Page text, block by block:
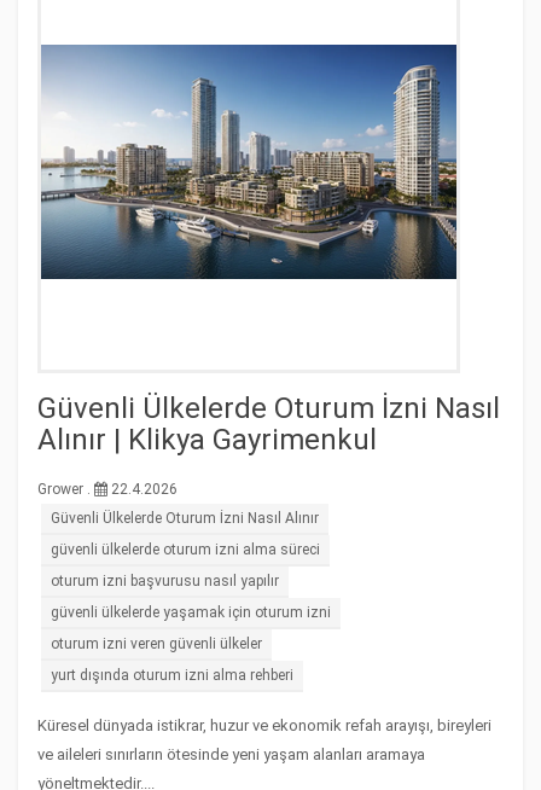
Güvenli Ülkelerde Oturum İzni Nasıl
Alınır | Klikya Gayrimenkul
Grower .
22.4.2026
Güvenli Ülkelerde Oturum İzni Nasıl Alınır
güvenli ülkelerde oturum izni alma süreci
oturum izni başvurusu nasıl yapılır
güvenli ülkelerde yaşamak için oturum izni
oturum izni veren güvenli ülkeler
yurt dışında oturum izni alma rehberi
Küresel dünyada istikrar, huzur ve ekonomik refah arayışı, bireyleri
ve aileleri sınırların ötesinde yeni yaşam alanları aramaya
yöneltmektedir....